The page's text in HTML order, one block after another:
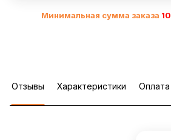
Минимальная сумма заказа 10
Отзывы Характеристики Оплата